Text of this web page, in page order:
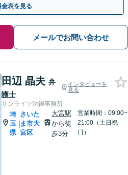
金表を見る
メールでお問い合わせ
田辺 晶夫 弁
護士
インタビューを
見る
サンライツ法律事務所
埼
玉
県
|
さいた
ま市大
宮区
大宮駅
から徒
歩3分
営業時間：09:00~
21:00（土日祝
日）